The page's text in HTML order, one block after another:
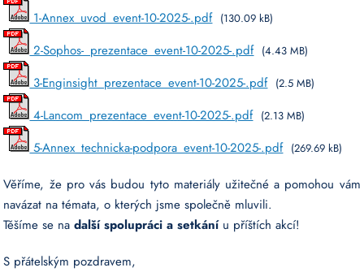
1-Annex_uvod_event-10-2025-.pdf (130.09 kB)
2-Sophos-_prezentace_event-10-2025-.pdf (4.43 MB)
3-Enginsight_prezentace_event-10-2025-.pdf (2.5 MB)
4-Lancom_prezentace_event-10-2025-.pdf (2.13 MB)
5-Annex_technicka-podpora_event-10-2025-.pdf (269.69 kB)
Věříme, že pro vás budou tyto materiály užitečné a pomohou vám
navázat na témata, o kterých jsme společně mluvili.
Těšíme se nadalší spolupráci a setkáníu příštích akcí!
S přátelským pozdravem,